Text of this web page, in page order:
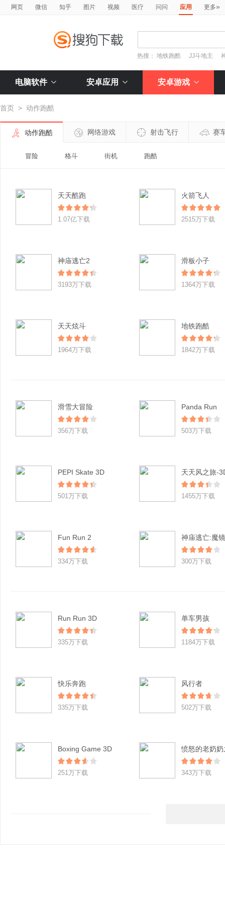
网页 微信 知乎 图片 视频 医疗 问问 应用 更多»
热搜：地铁跑酷 JJ斗地主
电脑软件 安卓应用 安卓游戏
首页 > 动作跑酷
动作跑酷 网络游戏 射击飞行 赛
冒险 格斗 街机 跑酷
天天酷跑
1.07亿下载
火箭飞人
2515万下载
神庙逃亡2
3193万下载
滑板小子
1364万下载
天天炫斗
1964万下载
地铁跑酷
1842万下载
滑雪大冒险
356万下载
Panda Run
503万下载
PEPI Skate 3D
501万下载 1455万下载
Fun Run 2
334万下载
神庙逃亡:魔
300万下载
Run Run 3D
335万下载
单车男孩
1184万下载
快乐奔跑
335万下载
风行者
502万下载
Boxing Game 3D
251万下载 343万下载